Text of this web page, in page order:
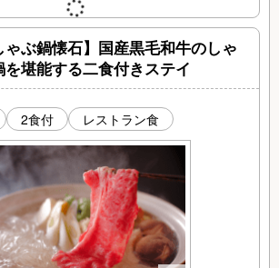
ゃぶ鍋懐石】国産黒毛和牛のしゃ
堪能する二食付きステイ
2食付 レストラン食